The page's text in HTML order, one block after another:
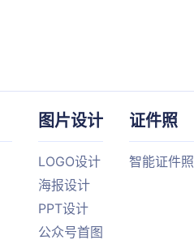
图片设计
LOGO设计
海报设计
PPT设计
公众号首图
证件照
智能证件照